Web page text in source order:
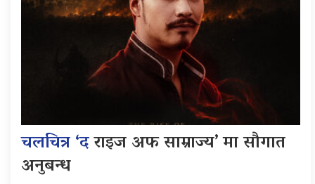
चलचित्र ‘दराइज अफ साम्राज्य’ मा सौगात
अनुबन्ध